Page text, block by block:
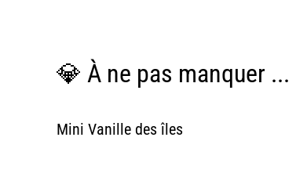
💎 À ne pas manquer ...
Mini Vanille des îles